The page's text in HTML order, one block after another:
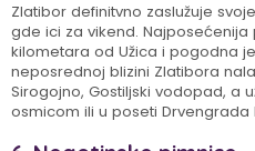
Zlatibor definitvno zaslužuje
gde ici za vikend. Najposećenija
kilometara od Užica i pogodna
neposrednoj blizini Zlatibora
Sirogojno, Gostiljski vodopad, a
osmicom ili u poseti Drvengrada